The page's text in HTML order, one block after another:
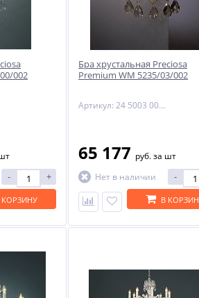
002
- +
КОРЗИНУ
Бра хрустальная Preciosa
Premium WM 5235/03/002
Артикул: 24 5003 002 90 11 08 70
65 177 руб.за шт
Нет в наличии
-
В